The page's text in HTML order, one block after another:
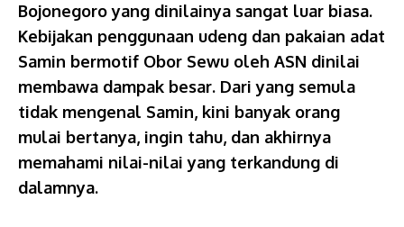
Bojonegoro yang dinilainya sangat luar biasa.
Kebijakan penggunaan udeng dan pakaian adat
Samin bermotif Obor Sewu oleh ASN dinilai
membawa dampak besar. Dari yang semula
tidak mengenal Samin, kini banyak orang
mulai bertanya, ingin tahu, dan akhirnya
memahami nilai-nilai yang terkandung di
dalamnya.